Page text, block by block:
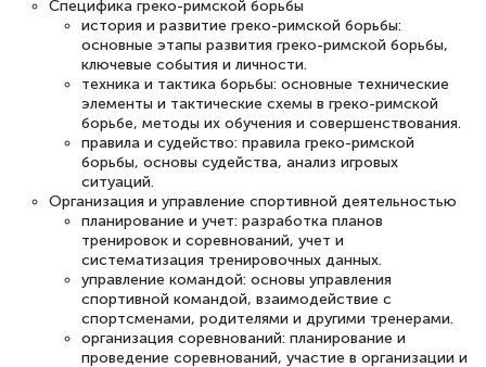
Знаток города 7 уровня
10 марта 2026
Оставила заявку на обучение онлайн, мне
быстро ответили, разъяснили все детали.
Обучение понравилось: огромное
количество тематической литературы,
пособий и учебников доступно на время
прохождения курса, удобная система
аттестации, проблем не возникло ни на
каком этапе…
Специфика греко-римской борьбы
история и развитие греко-римской борьбы:
основные этапы развития греко-римской борьбы,
ключевые события и личности.
техника и тактика борьбы: основные технические
элементы и тактические схемы в греко-римской
борьбе, методы их обучения и совершенствования.
правила и судейство: правила греко-римской
борьбы, основы судейства, анализ игровых
ситуаций.
Организация и управление спортивной деятельностью
планирование и учет: разработка планов
тренировок и соревнований, учет и
систематизация тренировочных данных.
управление командой: основы управления
спортивной командой, взаимодействие с
спортсменами, родителями и другими тренерами.
организация соревнований: планирование и
проведение соревнований, участие в организации и